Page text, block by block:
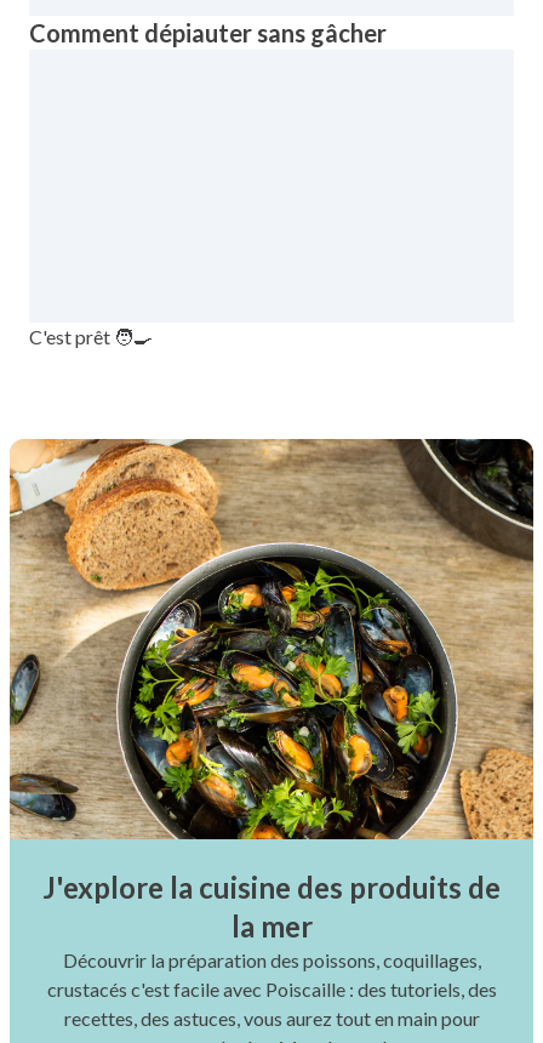
Comment dépiauter sans gâcher
C'est prêt 🧑‍🍳
J'explore la cuisine des produits de
la mer
Découvrir la préparation des poissons, coquillages,
crustacés c'est facile avec Poiscaille : des tutoriels, des
recettes, des astuces, vous aurez tout en main pour